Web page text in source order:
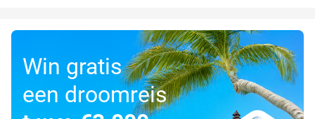
Win gratis
een droomreis